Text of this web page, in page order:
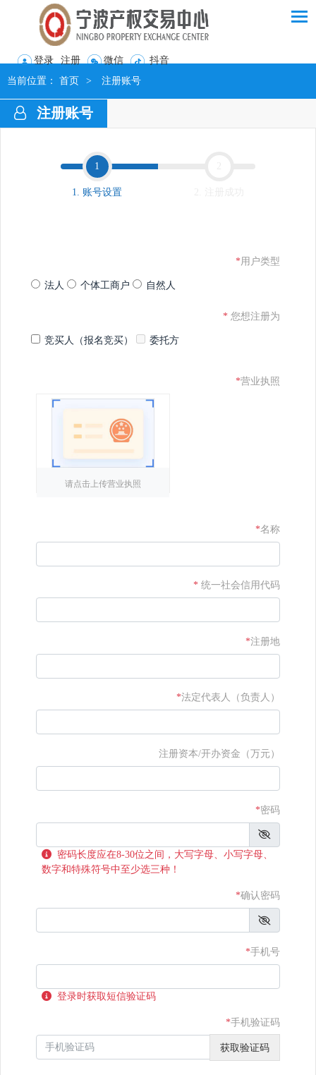
登录 注册 微信
抖音
当前位置：
首页 > 注册账号
注册账号
1. 账号设置
*用户类型
法人 个体工商户 自然人
* 您想注册为
竞买人（报名竞买） 委托方
*营业执照
请点击上传营业执照
*名称
* 统一社会信用代码
*注册地
*法定代表人（负责人）
注册资本/开办资金（万元）
*密码
密码长度应在8-30位之间，大写字母、小写字母、
数字和特殊符号中至少选三种！
*确认密码
*手机号
登录时获取短信验证码
*手机验证码
获取验证码